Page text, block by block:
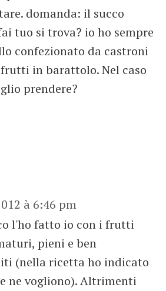
domanda: il succo
tuo si trova? io ho sempre
confezionato da castroni
in barattolo. Nel caso
prendere?
à 6:46 pm
l'ho fatto io con i frutti
pieni e ben
(nella ricetta ho indicato
ne vogliono). Altrimenti